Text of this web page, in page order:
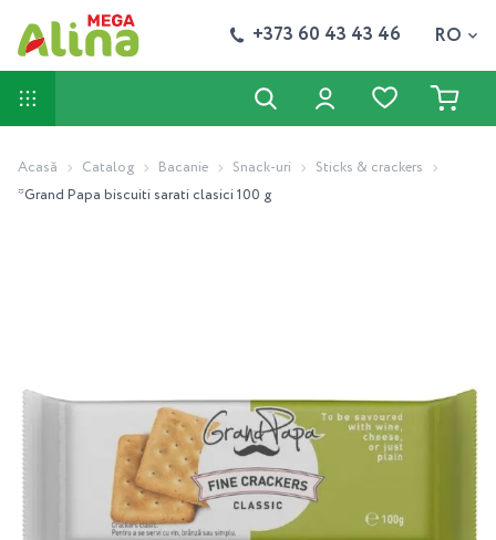
+373 60 43 43 46 RO
Acasă Catalog Bacanie Snack-uri
Sticks & crackers
*Grand Papa biscuiti sarati clasici 100 g